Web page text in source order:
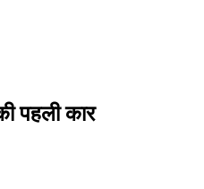
पहली कार